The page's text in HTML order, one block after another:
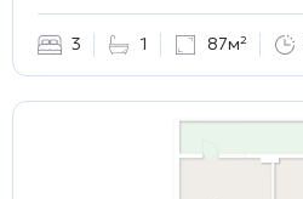
3 1 87м²